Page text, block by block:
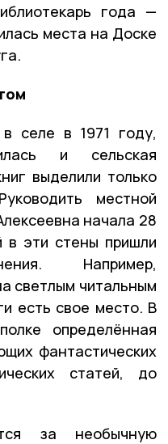
года —
места на Доске
селе в 1971 году,
и сельская
выделили только
местной
начала 28
в эти стены пришли
Например,
светлым читальным
есть свое место. В
определённая
фантастических
статей, до
за необычную